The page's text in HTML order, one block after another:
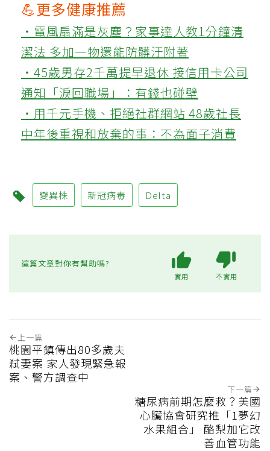
💪更多健康推薦
‧電風扇滿是灰塵？家事達人教1分鐘清
潔法 多加一物還能防髒汙附著
‧45歲男存2千萬提早退休 接信用卡公司
通知「淚回職場」：有錢也碰壁
‧用千元手機、拒絕社群網站 48歲社長
中年後重視和放棄的事：不為面子消費
變異株 新冠病毒 Delta
這篇文章對你有幫助嗎?
實用 不實用
上一篇
桃園平鎮傳出80多歲夫
弒妻案 家人發現緊急報
案、警方調查中
下一篇
糖尿病前期怎麼救？美國
心臟協會研究推「1夢幻
水果組合」 酪梨加它改
善血管功能